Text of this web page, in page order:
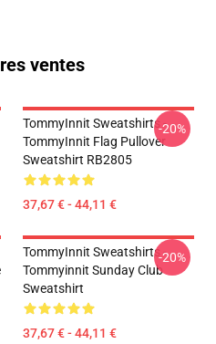
ventes
TommyInnit Sweatshirts -
TommyInnit Flag Pullover
Sweatshirt RB2805
37,67 € - 44,11 €
-20%
TommyInnit Sweatshirts -
Tommyinnit Sunday Club
Sweatshirt
37,67 € - 44,11 €
-20%